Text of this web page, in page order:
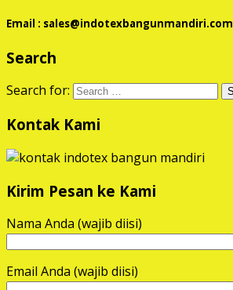
Email : sales@indotexbangunmandiri.com
Search
Search for:
Kontak Kami
Kirim Pesan ke Kami
Nama Anda (wajib diisi)
Email Anda (wajib diisi)